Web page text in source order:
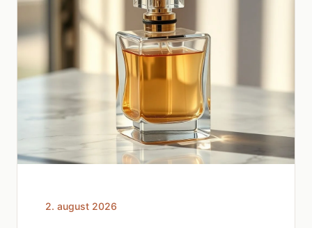
2. august 2026